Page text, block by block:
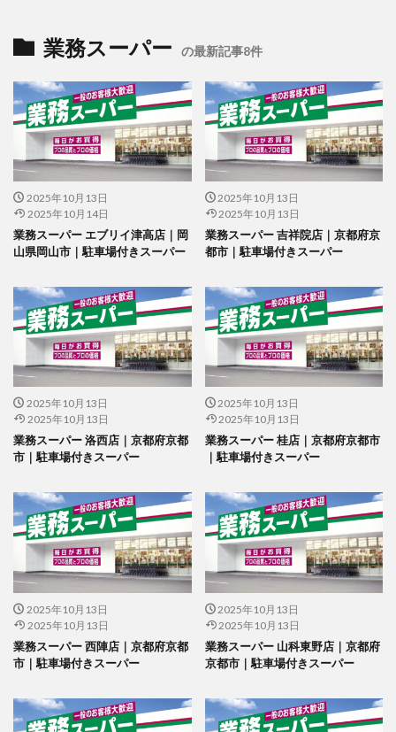
業務スーパー の最新記事8件
2025年10月13日
2025年10月14日
業務スーパー エブリイ津高店｜岡
山県岡山市｜駐車場付きスーパー
2025年10月13日
2025年10月13日
業務スーパー 吉祥院店｜京都府京
都市｜駐車場付きスーパー
2025年10月13日
2025年10月13日
業務スーパー 洛西店｜京都府京都
市｜駐車場付きスーパー
2025年10月13日
2025年10月13日
業務スーパー 桂店｜京都府京都市
｜駐車場付きスーパー
2025年10月13日
2025年10月13日
業務スーパー 西陣店｜京都府京都
市｜駐車場付きスーパー
2025年10月13日
2025年10月13日
業務スーパー 山科東野店｜京都府
京都市｜駐車場付きスーパー